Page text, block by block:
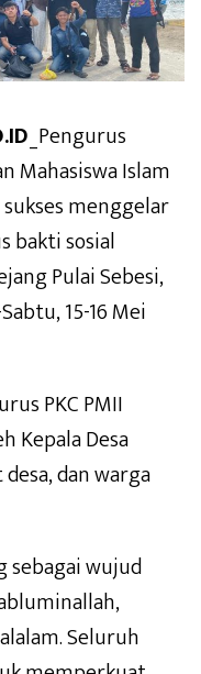
_Pengurus
Mahasiswa Islam
menggelar
bakti sosial
Pulai Sebesi,
15-16 Mei
PKC PMII
Kepala Desa
dan warga
sebagai wujud
Seluruh